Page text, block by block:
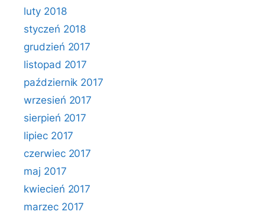
luty 2018
styczeń 2018
grudzień 2017
listopad 2017
październik 2017
wrzesień 2017
sierpień 2017
lipiec 2017
czerwiec 2017
maj 2017
kwiecień 2017
marzec 2017